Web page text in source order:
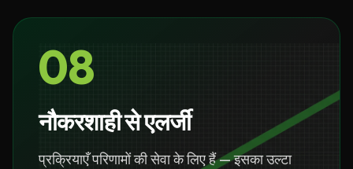
08
नौकरशाही से एलर्जी
प्रक्रियाएँ परिणामों की सेवा के लिए हैं — इसका उल्टा